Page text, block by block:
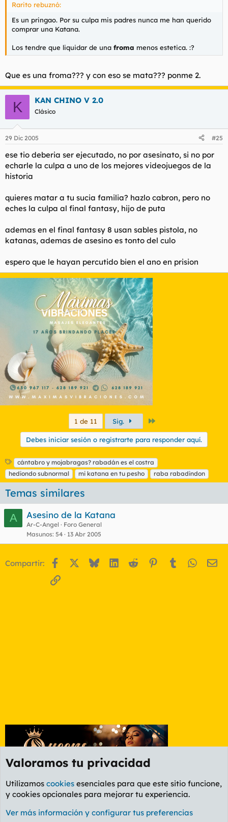
Rarito rebuznó:
Es un pringao. Por su culpa mis padres nunca me han querido
comprar una Katana.
Los tendre que liquidar de una froma menos estetica. :?
Que es una froma??? y con eso se mata??? ponme 2.
K KAN CHINO V 2.0
Clásico
29 Dic 2005 #25
ese tio deberia ser ejecutado, no por asesinato, si no por
echarle la culpa a uno de los mejores videojuegos de la
historia
quieres matar a tu sucia familia? hazlo cabron, pero no
eches la culpa al final fantasy, hijo de puta
ademas en el final fantasy 8 usan sables pistola, no
katanas, ademas de asesino es tonto del culo
espero que le hayan percutido bien el ano en prision
1 de 11 Sig.
Debes iniciar sesión o registrarte para responder aquí.
E
t
i
u
e
t
a
cántabro y mojabragas? rabadán es el costra
hediondo subnormal
mi katana en tu pesho raba rabadindon
Temas similares
A
Asesino de la Katana
Ar-C-Angel
Foro General
Masunos 54 13 Abr 2005
Compartir: Facebook BlueskyLinkedIn
Reddit Pinterest
Tumblr
Enlace
Foro General
Cookies PL OLDSTYLE AMARILLO
Valoramos tu privacidad
Utilizamos cookies esenciales para que este sitio funcione,
y cookies opcionales para mejorar tu experiencia.
Ver más información y configurar tus preferencias